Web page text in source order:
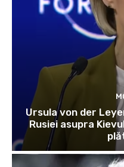
Ursula von der
Rusiei asupra